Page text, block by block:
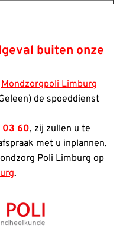
buiten onze
Mondzorgpoli Limburg
de spoeddienst
03 60, zij zullen u te
met u inplannen.
Poli Limburg op
.